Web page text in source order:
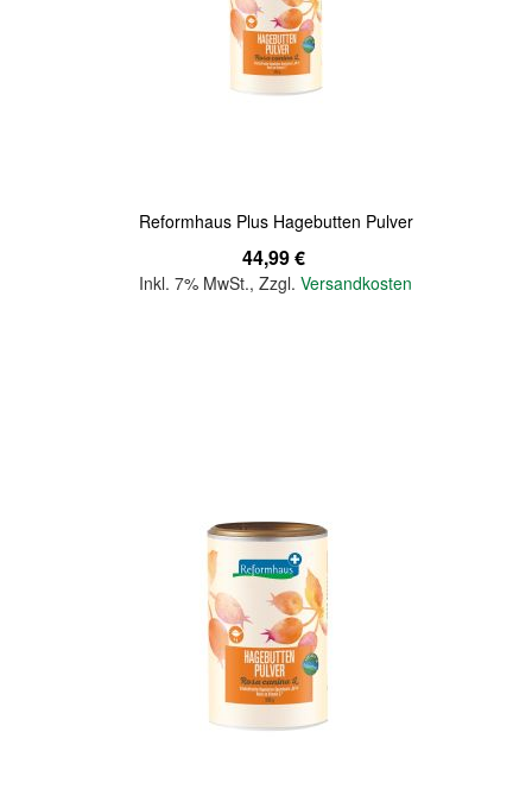
Reformhaus Plus Hagebutten Pulver
44,99 €
Inkl. 7% MwSt.,Zzgl.Versandkosten